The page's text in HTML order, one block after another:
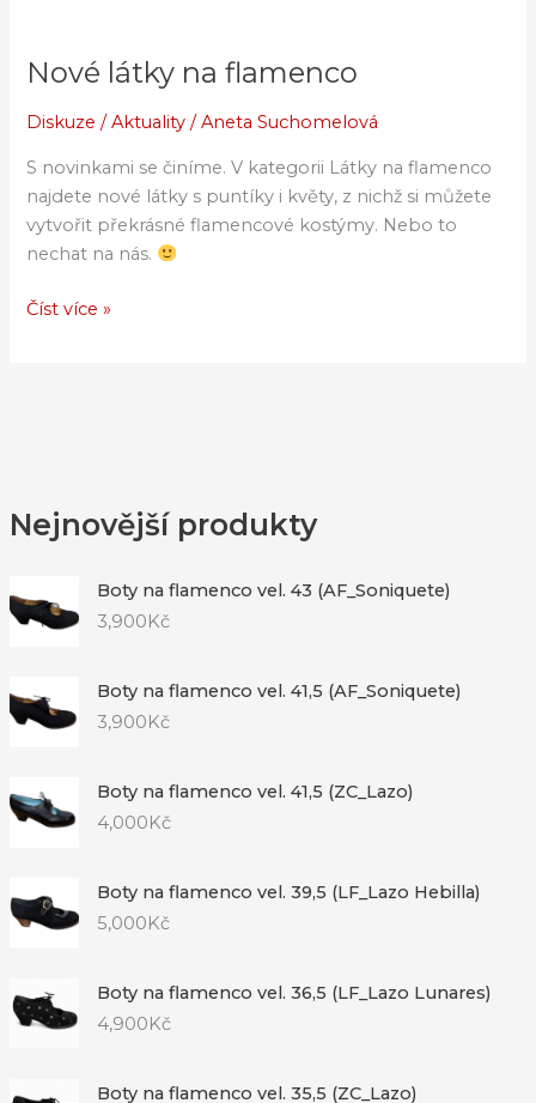
Nejnovější produkty
Boty na flamenco vel. 43 (AF_Soniquete)
3,900Kč
Boty na flamenco vel. 41,5 (AF_Soniquete)
3,900Kč
Boty na flamenco vel. 41,5 (ZC_Lazo)
4,000Kč
Boty na flamenco vel. 39,5 (LF_Lazo Hebilla)
5,000Kč
Boty na flamenco vel. 36,5 (LF_Lazo Lunares)
4,900Kč
Boty na flamenco vel. 35,5 (ZC_Lazo)
Nové látky na flamenco
Diskuze /Aktuality /Aneta Suchomelová
S novinkami se činíme. V kategorii Látky na flamenco
najdete nové látky s puntíky i květy, z nichž si můžete
vytvořit překrásné flamencové kostýmy. Nebo to
nechat na nás.
Nové
na
Číst více »